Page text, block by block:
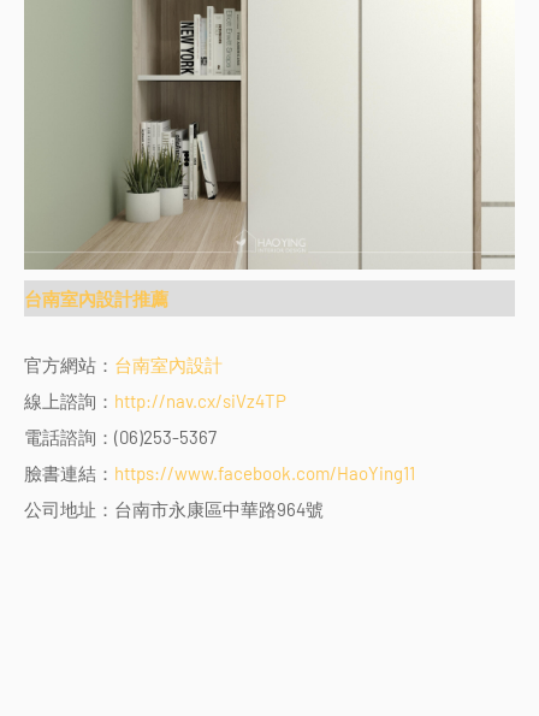
台南室內設計推薦
官方網站： 台南室內設計
線上諮詢： http://nav.cx/siVz4TP
電話諮詢：(06)253-5367
臉書連結： https://www.facebook.com/HaoYing11
公司地址：台南市永康區中華路964號